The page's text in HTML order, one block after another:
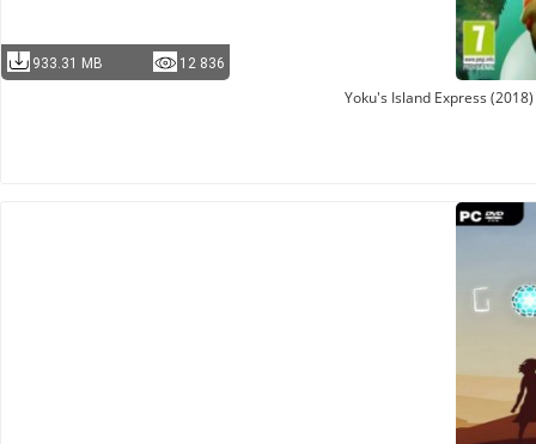
933.31 MB 12 836
Yoku's Island Express